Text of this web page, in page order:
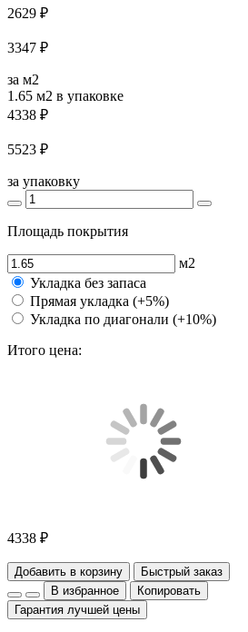
2629 ₽
3347 ₽
за м2
1.65 м2 в упаковке
4338 ₽
5523 ₽
за упаковку
Площадь покрытия
м2
Укладка без запаса
Прямая укладка (+5%)
Укладка по диагонали (+10%)
Итого цена:
4338 ₽
Добавить в корзину
Быстрый заказ
В избранное
Копировать
Гарантия лучшей цены